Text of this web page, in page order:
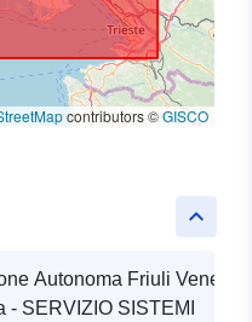
contributors ©GISCO
keyboard_arrow_up
Autonoma Friuli Venezia
- SERVIZIO SISTEMI